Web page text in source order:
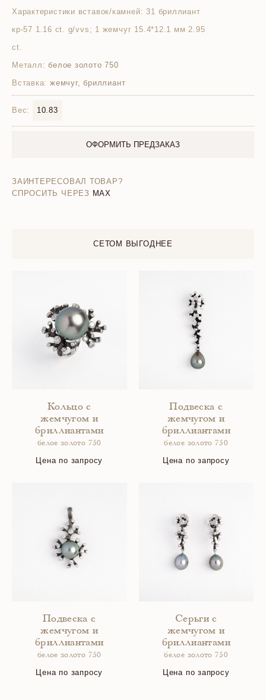
Характеристики вставок/камней: 31 бриллиант
кр-57 1.16 ct. g/vvs; 1 жемчуг 15.4*12.1 мм 2.95
ct.
Металл: белое золото 750
Вставка: жемчуг, бриллиант
Вес: 10.83
ОФОРМИТЬ ПРЕДЗАКАЗ
ЗАИНТЕРЕСОВАЛ ТОВАР?
СПРОСИТЬ ЧЕРЕЗ MAX
СЕТОМ ВЫГОДНЕЕ
Кольцо с
жемчугом и
бриллиантами
белое золото 750
Цена по запросу
Подвеска с
жемчугом и
бриллиантами
белое золото 750
Цена по запросу
Подвеска с
жемчугом и
бриллиантами
белое золото 750
Цена по запросу
Серьги с
жемчугом и
бриллиантами
белое золото 750
Цена по запросу